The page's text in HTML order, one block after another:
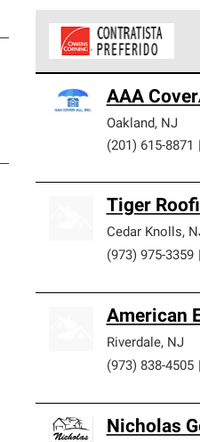
cumplen con altos
AAA
Oakland , NJ
(201) 615-8871
Tiger
Cedar Knolls,
(973) 975-3359
American
Riverdale, NJ
(973) 838-4505
Nicholas